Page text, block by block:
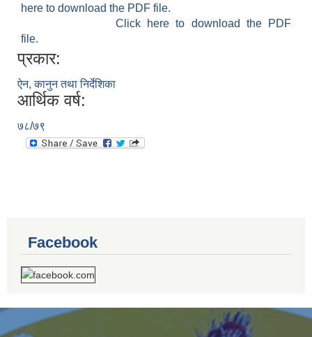
here to download the PDF file.
Click here to download the PDF
file.
प्रकार:
ऐन, कानुन तथा निर्देशिका
आर्थिक वर्ष:
७८/७९
Facebook